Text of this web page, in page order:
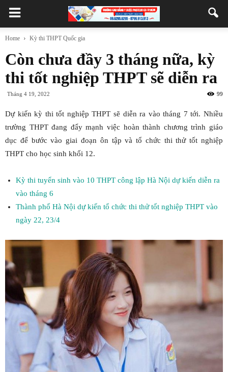
Home Kỳ thi THPT Quốc gia
Còn chưa đầy 3 tháng nữa, kỳ
thi tốt nghiệp THPT sẽ diễn ra
Tháng 4 19, 2022 99
Dự kiến kỳ thi tốt nghiệp THPT sẽ diễn ra vào tháng 7 tới. Nhiều
trường THPT đang đẩy mạnh việc hoàn thành chương trình giáo
dục để bước vào giai đoạn ôn tập và tổ chức thi thử tốt nghiệp
THPT cho học sinh khối 12.
Kỳ thi tuyển sinh vào 10 THPT công lập Hà Nội dự kiến diễn ra
vào tháng 6
Thành phố Hà Nội dự kiến tổ chức thi thử tốt nghiệp THPT vào
ngày 22, 23/4